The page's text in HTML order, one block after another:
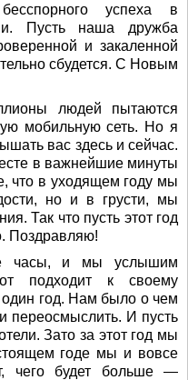
успеха в
Пусть наша дружба
и закаленной
сбудется. С Новым
людей пытаются
мобильную сеть. Но я
вас здесь и сейчас.
в важнейшие минуты
что в уходящем году мы
но и в грусти, мы
Так что пусть этот год
Поздравляю!
часы, и мы услышим
подходит к своему
год. Нам было о чем
переосмыслить. И пусть
Зато за этот год мы
годе мы и вовсе
чего будет больше —